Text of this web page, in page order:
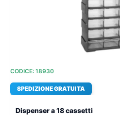
CODICE: 18930
SPEDIZIONE GRATUITA
Dispenser a 18 cassetti
€48,08.